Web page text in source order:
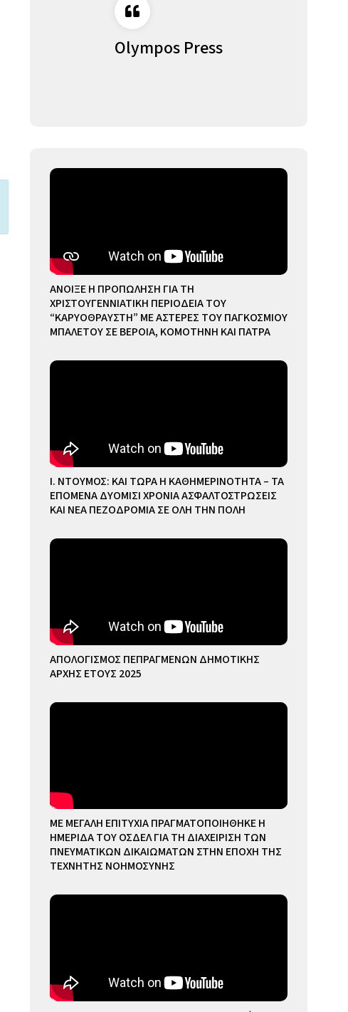
Olympos Press
ΑΝΟΙΞΕ Η ΠΡΟΠΩΛΗΣΗ ΓΙΑ ΤΗ
ΧΡΙΣΤΟΥΓΕΝΝΙΑΤΙΚΗ ΠΕΡΙΟΔΕΙΑ ΤΟΥ
“ΚΑΡΥΟΘΡΑΥΣΤΗ” ΜΕ ΑΣΤΕΡΕΣ ΤΟΥ ΠΑΓΚΟΣΜΙΟΥ
ΜΠΑΛΕΤΟΥ ΣΕ ΒΕΡΟΙΑ, ΚΟΜΟΤΗΝΗ ΚΑΙ ΠΑΤΡΑ
Ι. ΝΤΟΥΜΟΣ: ΚΑΙ ΤΩΡΑ Η ΚΑΘΗΜΕΡΙΝΟΤΗΤΑ – ΤΑ
ΕΠΟΜΕΝΑ ΔΥΟΜΙΣΙ ΧΡΟΝΙΑ ΑΣΦΑΛΤΟΣΤΡΩΣΕΙΣ
ΚΑΙ ΝΕΑ ΠΕΖΟΔΡΟΜΙΑ ΣΕ ΟΛΗ ΤΗΝ ΠΟΛΗ
ΑΠΟΛΟΓΙΣΜΟΣ ΠΕΠΡΑΓΜΕΝΩΝ ΔΗΜΟΤΙΚΗΣ
ΑΡΧΗΣ ΕΤΟΥΣ 2025
ΜΕ ΜΕΓΑΛΗ ΕΠΙΤΥΧΙΑ ΠΡΑΓΜΑΤΟΠΟΙΗΘΗΚΕ Η
ΗΜΕΡΙΔΑ ΤΟΥ ΟΣΔΕΛ ΓΙΑ ΤΗ ΔΙΑΧΕΙΡΙΣΗ ΤΩΝ
ΠΝΕΥΜΑΤΙΚΩΝ ΔΙΚΑΙΩΜΑΤΩΝ ΣΤΗΝ ΕΠΟΧΗ ΤΗΣ
ΤΕΧΝΗΤΗΣ ΝΟΗΜΟΣΥΝΗΣ